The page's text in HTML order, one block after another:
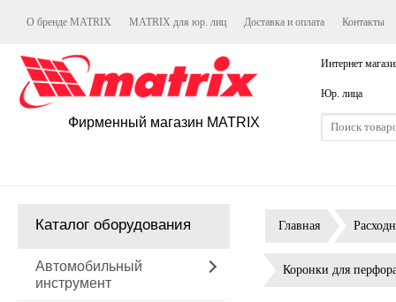
О бренде MATRIX MATRIX для юр. лиц Доставка и оплата Контакты
Фирменный магазин MATRIX
Интернет
Юр. лица
Каталог оборудования
Автомобильный
инструмент
Главная
Коронки для